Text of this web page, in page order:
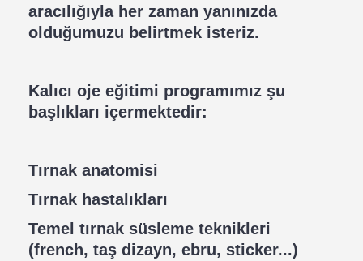
aracılığıyla her zaman yanınızda
olduğumuzu belirtmek isteriz.
Kalıcı oje eğitimi programımız şu
başlıkları içermektedir:
Tırnak anatomisi
Tırnak hastalıkları
Temel tırnak süsleme teknikleri
(french, taş dizayn, ebru, sticker...)